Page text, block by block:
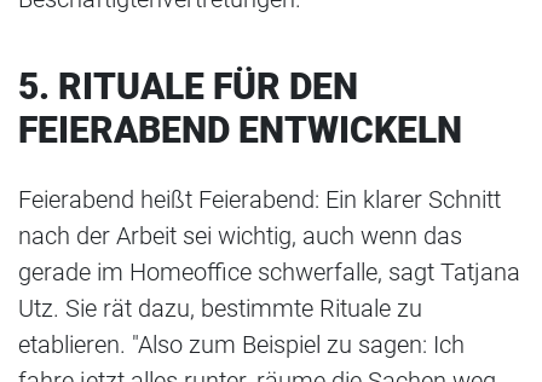
5. RITUALE FÜR DEN
FEIERABEND ENTWICKELN
Feierabend heißt Feierabend: Ein klarer Schnitt
nach der Arbeit sei wichtig, auch wenn das
gerade im Homeoffice schwerfalle, sagt Tatjana
Utz. Sie rät dazu, bestimmte Rituale zu
etablieren. "Also zum Beispiel zu sagen: Ich